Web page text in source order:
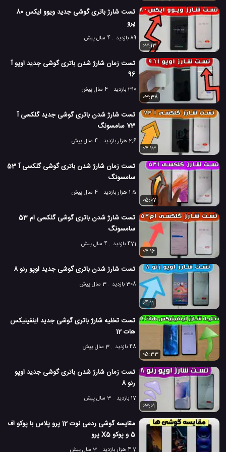
# گوشی جدید شیائومی پوکو X3 NFC
معرفی گوشی شیائومی پوکو X3 NFC
12.9 هزار بازدید
6 سال پیش
تست شارژ باتری گوشی جدید ویوو ایکس 80
پرو
89 بازدید
4 سال پیش
03:13
تست زمان شارژ شدن باتری گوشی جدید اوپو آ
96
310 بازدید
4 سال پیش
03:38
تست شارژ شدن باتری گوشی جدید گلکسی آ
73 سامسونگ
2.6 هزار بازدید
4 سال پیش
04:13
تست زمان شارژ شدن باتری گوشی گلکسی آ 53
سامسونگ
1.5 هزار بازدید
4 سال پیش
05:07
تست شارژ شدن باتری گوشی گلکسی ام 53
سامسونگ
471 بازدید
4 سال پیش
04:16
تست شارژ شدن باتری گوشی جدید اوپو رنو 8
308 بازدید 3 سال پیش
04:11
تست تخلیه شارژ باتری گوشی جدید اینفینیکس
هات 12
48 بازدید
3 سال پیش
05:33
تست زمان شارژ شدن باتری گوشی جدید اوپو
رنو 8
17 بازدید
3 سال پیش
03:01
مقایسه گوشی ردمی نوت 12 پرو پلاس با پوکو اف
5 و پوکو X5 پرو
4.7 هزار بازدید 3 سال پیش